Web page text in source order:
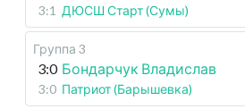
3:1 ДЮСШ Старт (Сумы)
Группа 3
3:0 Бондарчук Владислав
3:0 Патриот (Барышевка)